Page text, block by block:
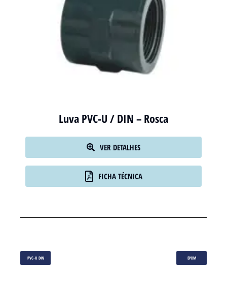
Luva PVC-U / DIN – Rosca
VER DETALHES
FICHA TÉCNICA
PVC-U DIN EPDM